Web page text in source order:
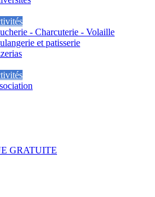
- Charcuterie - Volaille
et patisserie
GRATUITE